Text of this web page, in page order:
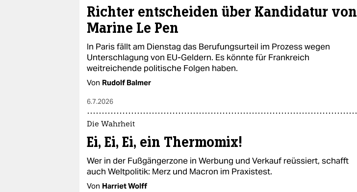
Richter entscheiden über Kandidatur von
Marine Le Pen
In Paris fällt am Dienstag das Berufungsurteil im Prozess wegen
Unterschlagung von EU-Geldern. Es könnte für Frankreich
weitreichende politische Folgen haben.
Von Rudolf Balmer
6.7.2026
Die Wahrheit
Ei, Ei, Ei, ein Thermomix!
Wer in der Fußgängerzone in Werbung und Verkauf reüssiert, schafft
auch Weltpolitik: Merz und Macron im Praxistest.
Von Harriet Wolff